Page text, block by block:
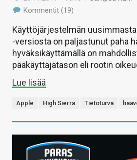
Kommentit (19)
Käyttöjärjestelmän uusimmasta
-versiosta on paljastunut paha
hyväksikäyttämällä on
pääkäyttäjätason eli rootin
Lue lisää
Apple High Sierra Tietoturva